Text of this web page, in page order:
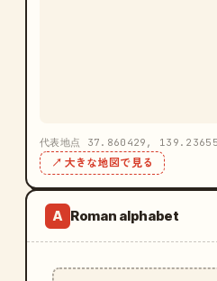
代表地点 37.860429,
↗ 大きな地図で見る
A Roman alphabet